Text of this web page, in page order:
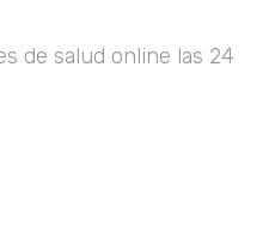
de salud online las 24